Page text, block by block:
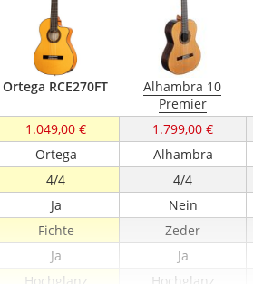
Ortega RCE270FT
Alhambra 10
Premier
1.049,00 €
1.799,00 €
Ortega
Alhambra
4/4
4/4
Ja
Nein
Fichte
Zeder
Ja
Ja